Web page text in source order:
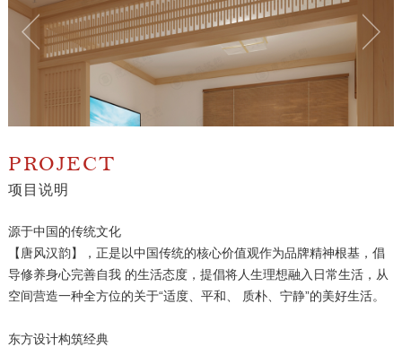
PROJECT
项目说明
源于中国的传统文化
【唐风汉韵】，正是以中国传统的核心价值观作为品牌精神根基，倡
导修养身心完善自我 的生活态度，提倡将人生理想融入日常生活，从
空间营造一种全方位的关于“适度、平和、 质朴、宁静”的美好生活。
东方设计构筑经典